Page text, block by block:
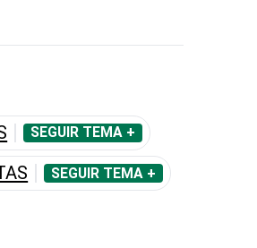
SEGUIR TEMA +
SEGUIR TEMA +